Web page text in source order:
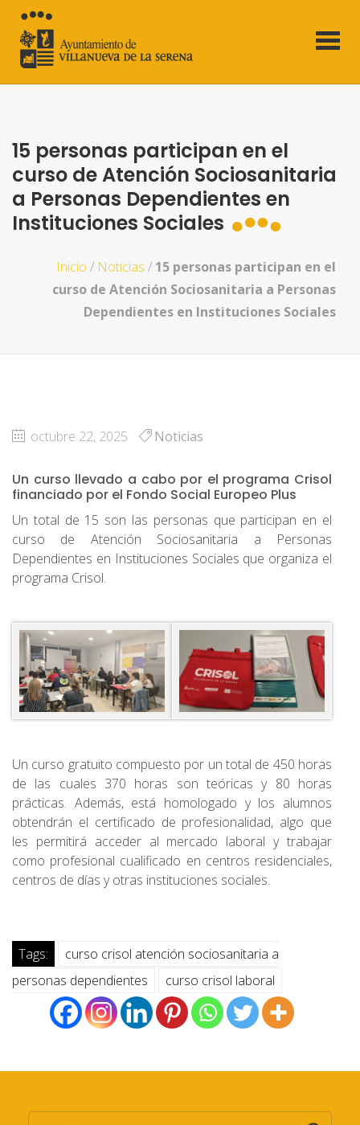
15 personas participan en el
curso de Atención Sociosanitaria
a Personas Dependientes en
Instituciones Sociales
Inicio / Noticias / 15 personas participan en el
curso de Atención Sociosanitaria a Personas
Dependientes en Instituciones Sociales
octubre 22, 2025 Noticias
Un curso llevado a cabo por el programa Crisol
financiado por el Fondo Social Europeo Plus
Un total de 15 son las personas que participan en el
curso de Atención Sociosanitaria a Personas
Dependientes en Instituciones Sociales que organiza el
programa Crisol.
Un curso gratuito compuesto por un total de 450 horas
de las cuales 370 horas son teóricas y 80 horas
prácticas. Además, está homologado y los alumnos
obtendrán el certificado de profesionalidad, algo que
les permitirá acceder al mercado laboral y trabajar
como profesional cualificado en centros residenciales,
centros de días y otras instituciones sociales.
Tags:
curso crisol atención sociosanitaria a
personas dependientes
curso crisol laboral